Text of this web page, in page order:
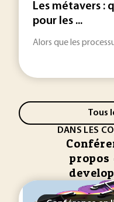
Les métavers :
pour les ...
Alors que les
Tous
DANS LES
propos